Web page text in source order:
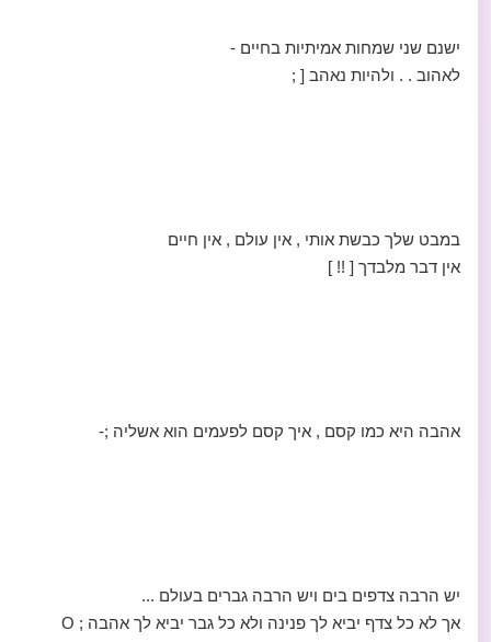
ישנם שני שמחות אמיתיות בחיים -
לאהוב . . ולהיות נאהב [ ;
במבט שלך כבשת אותי , אין עולם , אין חיים
אין דבר מלבדך [ !! ]
אהבה היא כמו קסם , איך קסם לפעמים הוא אשליה ;-
יש הרבה צדפים בים ויש הרבה גברים בעולם ...
אך לא כל צדף יביא לך פנינה ולא כל גבר יביא לך אהבה ; O